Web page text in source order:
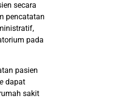
secara
pencatatan
pada
pasien
dapat
sakit